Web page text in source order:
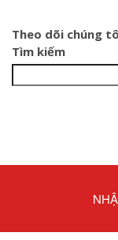
Theo dõi chúng
Tìm kiếm